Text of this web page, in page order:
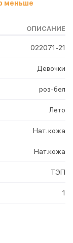
меньше
ОПИСАНИЕ
022071-21
Девочки
роз-бел
Лето
Нат. кожа
Нат.кожа
ТЭП
1